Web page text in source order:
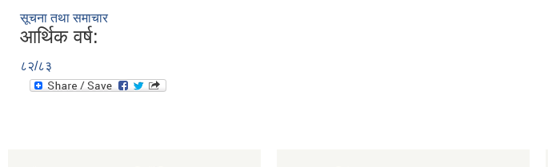
सूचना तथा समाचार
आर्थिक वर्ष:
८२/८३